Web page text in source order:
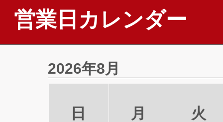
営業日カレンダー
2026年8月
日 月 火